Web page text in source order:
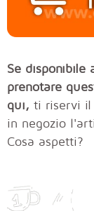
Se disponibile
prenotare
qui, ti riservi il
in negozio
Cosa aspetti?